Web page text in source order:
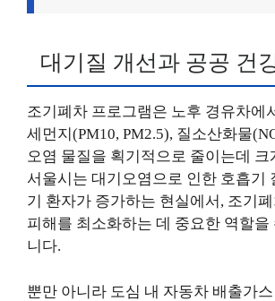
대기질 개선과 공공 건
조기폐차 프로그램은 노후 경유차에
세먼지(PM10, PM2.5), 질소산화물
오염 물질을 획기적으로 줄이는데 크
서울시는 대기오염으로 인한 호흡기
기 환자가 증가하는 현실에서, 조기
피해를 최소화하는 데 중요한 역할을
니다.
뿐만 아니라 도심 내 자동차 배출가